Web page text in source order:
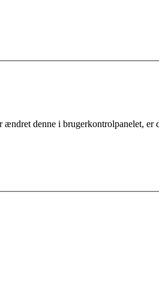
denne i brugerkontrolpanelet, er